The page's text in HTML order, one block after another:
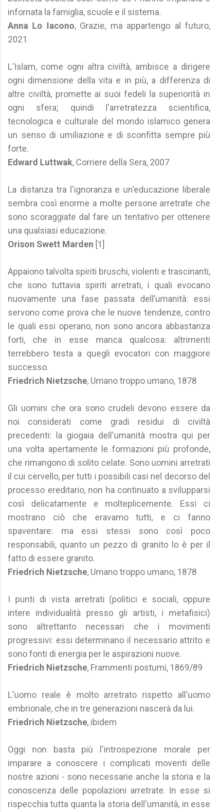
infornata la famiglia, scuole e il sistema.
Anna Lo Iacono, Grazie, ma appartengo al futuro,
2021
L'Islam, come ogni altra civiltà, ambisce a dirigere
ogni dimensione della vita e in più, a differenza di
altre civiltà, promette ai suoi fedeli la superiorità in
ogni sfera; quindi l'arretratezza scientifica,
tecnologica e culturale del mondo islamico genera
un senso di umiliazione e di sconfitta sempre più
forte.
Edward Luttwak, Corriere della Sera, 2007
La distanza tra l'ignoranza e un'educazione liberale
sembra così enorme a molte persone arretrate che
sono scoraggiate dal fare un tentativo per ottenere
una qualsiasi educazione.
Orison Swett Marden [1]
Appaiono talvolta spiriti bruschi, violenti e trascinanti,
che sono tuttavia spiriti arretrati, i quali evocano
nuovamente una fase passata dell’umanità: essi
servono come prova che le nuove tendenze, contro
le quali essi operano, non sono ancora abbastanza
forti, che in esse manca qualcosa: altrimenti
terrebbero testa a quegli evocatori con maggiore
successo.
Friedrich Nietzsche, Umano troppo umano, 1878
Gli uomini che ora sono crudeli devono essere da
noi considerati come gradi residui di civiltà
precedenti: la giogaia dell'umanità mostra qui per
una volta apertamente le formazioni più profonde,
che rimangono di solito celate. Sono uomini arretrati
il cui cervello, per tutti i possibili casi nel decorso del
processo ereditario, non ha continuato a svilupparsi
così delicatamente e molteplicemente. Essi ci
mostrano ciò che eravamo tutti, e ci fanno
spaventare: ma essi stessi sono così poco
responsabili, quanto un pezzo di granito lo è per il
fatto di essere granito.
Friedrich Nietzsche, Umano troppo umano, 1878
I punti di vista arretrati (politici e sociali, oppure
intere individualità presso gli artisti, i metafisici)
sono altrettanto necessari che i movimenti
progressivi: essi determinano il necessario attrito e
sono fonti di energia per le aspirazioni nuove.
Friedrich Nietzsche, Frammenti postumi, 1869/89
L'uomo reale è molto arretrato rispetto all'uomo
embrionale, che in tre generazioni nascerà da lui.
Friedrich Nietzsche, ibidem
Oggi non basta più l'introspezione morale per
imparare a conoscere i complicati moventi delle
nostre azioni - sono necessarie anche la storia e la
conoscenza delle popolazioni arretrate. In esse si
rispecchia tutta quanta la storia dell'umanità, in esse